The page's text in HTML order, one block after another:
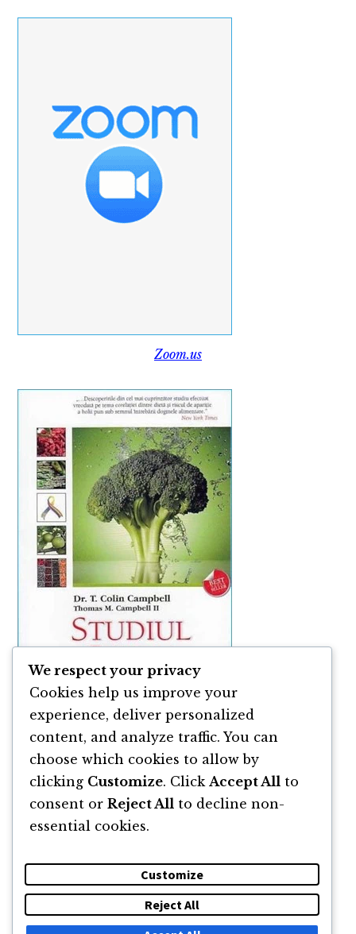
Zoom.us
Studiul China, de Colin Campbell
DESPRE NEWSLETTER CĂUTARE CONTACT
We respect your privacy
Cookies help us improve your
experience, deliver personalized
content, and analyze traffic. You can
choose which cookies to allow by
clicking Customize. Click Accept All to
consent or Reject All to decline non-
essential cookies.
Customize
Reject All